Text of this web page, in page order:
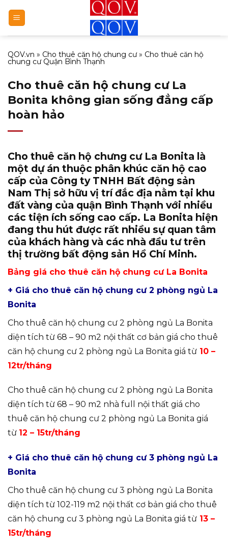
qua
nội
dung
QOV.vn » Cho thuê căn hộ chung cư» Cho thuê căn hộ
chung cư Quận Bình Thạnh
Cho thuê căn hộ chung cư La
Bonita không gian sống đẳng cấp
hoàn hảo
Cho thuê căn hộ chưng cư La Bonita là
một dự án thuộc phân khúc căn hộ cao
cấp của Công ty TNHH Bất động sản
Nam Thị sở hữu vị trí đắc địa nằm tại khu
đất vàng của quận Bình Thạnh với nhiều
các tiện ích sống cao cấp. La Bonita hiện
đang thu hút được rất nhiều sự quan tâm
của khách hàng và các nhà đầu tư trên
thị trường bất động sản Hồ Chí Minh.
Bảng giá cho thuê căn hộ chung cư La Bonita
+ Giá cho thuê căn hộ chung cư 2 phòng ngủ La
Bonita
Cho thuê căn hộ chung cư 2 phòng ngủ La Bonita
diện tích từ 68 – 90 m2 nội thất cơ bản giá cho thuê
căn hộ chung cư 2 phòng ngủ La Bonita giá từ 10 –
12tr/tháng
Cho thuê căn hộ chung cư 2 phòng ngủ La Bonita
diện tích từ 68 – 90 m2 nhà full nội thất giá cho
thuê căn hộ chung cư 2 phòng ngủ La Bonita giá
từ 12 – 15tr/tháng
+ Giá cho thuê căn hộ chung cư 3 phòng ngủ La
Bonita
Cho thuê căn hộ chung cư 3 phòng ngủ La Bonita
diện tích từ 102-119 m2 nội thất cơ bản giá cho thuê
căn hộ chung cư 3 phòng ngủ La Bonita giá từ 13 –
15tr/tháng